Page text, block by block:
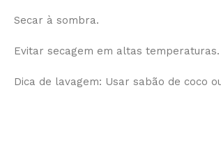
Secar à sombra.
Evitar secagem em altas temperaturas.
Dica de lavagem: Usar sabão de coco